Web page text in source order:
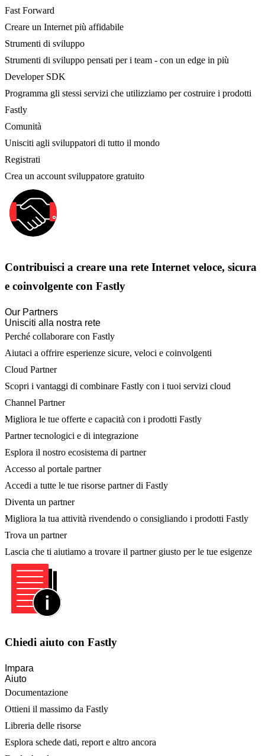
Fast Forward
Creare un Internet più affidabile
Strumenti di sviluppo
Strumenti di sviluppo pensati per i team - con un edge in più
Developer SDK
Programma gli stessi servizi che utilizziamo per costruire i prodotti
Fastly
Comunità
Unisciti agli sviluppatori di tutto il mondo
Registrati
Crea un account sviluppatore gratuito
Contribuisci a creare una rete Internet veloce, sicura
e coinvolgente con Fastly
Our Partners
Unisciti alla nostra rete
Perché collaborare con Fastly
Aiutaci a offrire esperienze sicure, veloci e coinvolgenti
Cloud Partner
Scopri i vantaggi di combinare Fastly con i tuoi servizi cloud
Channel Partner
Migliora le tue offerte e capacità con i prodotti Fastly
Partner tecnologici e di integrazione
Esplora il nostro ecosistema di partner
Accesso al portale partner
Accedi a tutte le tue risorse partner di Fastly
Diventa un partner
Migliora la tua attività rivendendo o consigliando i prodotti Fastly
Trova un partner
Lascia che ti aiutiamo a trovare il partner giusto per le tue esigenze
Chiedi aiuto con Fastly
Impara
Aiuto
Documentazione
Ottieni il massimo da Fastly
Libreria delle risorse
Esplora schede dati, report e altro ancora